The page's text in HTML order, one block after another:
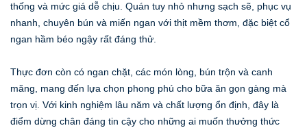
thống và mức giá dễ chịu. Quán tuy nhỏ nhưng sạch sẽ, phục vụ
nhanh, chuyên bún và miến ngan với thịt mềm thơm, đặc biệt cổ
ngan hầm béo ngậy rất đáng thử.
Thực đơn còn có ngan chặt, các món lòng, bún trộn và canh
măng, mang đến lựa chọn phong phú cho bữa ăn gọn gàng mà
trọn vị. Với kinh nghiệm lâu năm và chất lượng ổn định, đây là
điểm dừng chân đáng tin cậy cho những ai muốn thưởng thức